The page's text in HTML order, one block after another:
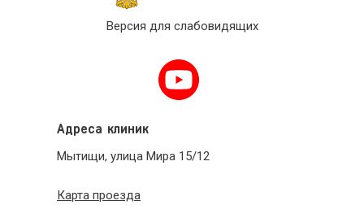
Версия для слабовидящих
Адреса клиник
Мытищи, улица Мира 15/12
Карта проезда